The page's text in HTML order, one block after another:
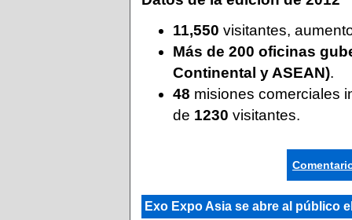
11,550 visitantes,
Más de 200 oficinas
Continental y ASEAN).
48 misiones comerciales
de 1230 visitantes.
Exo Expo Asia se abre al público